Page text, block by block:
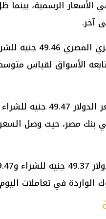
الرسمية، بينما
آخر.
الأسواق لقياس
الدولار
بنك مصر
الواردة في تعاملات